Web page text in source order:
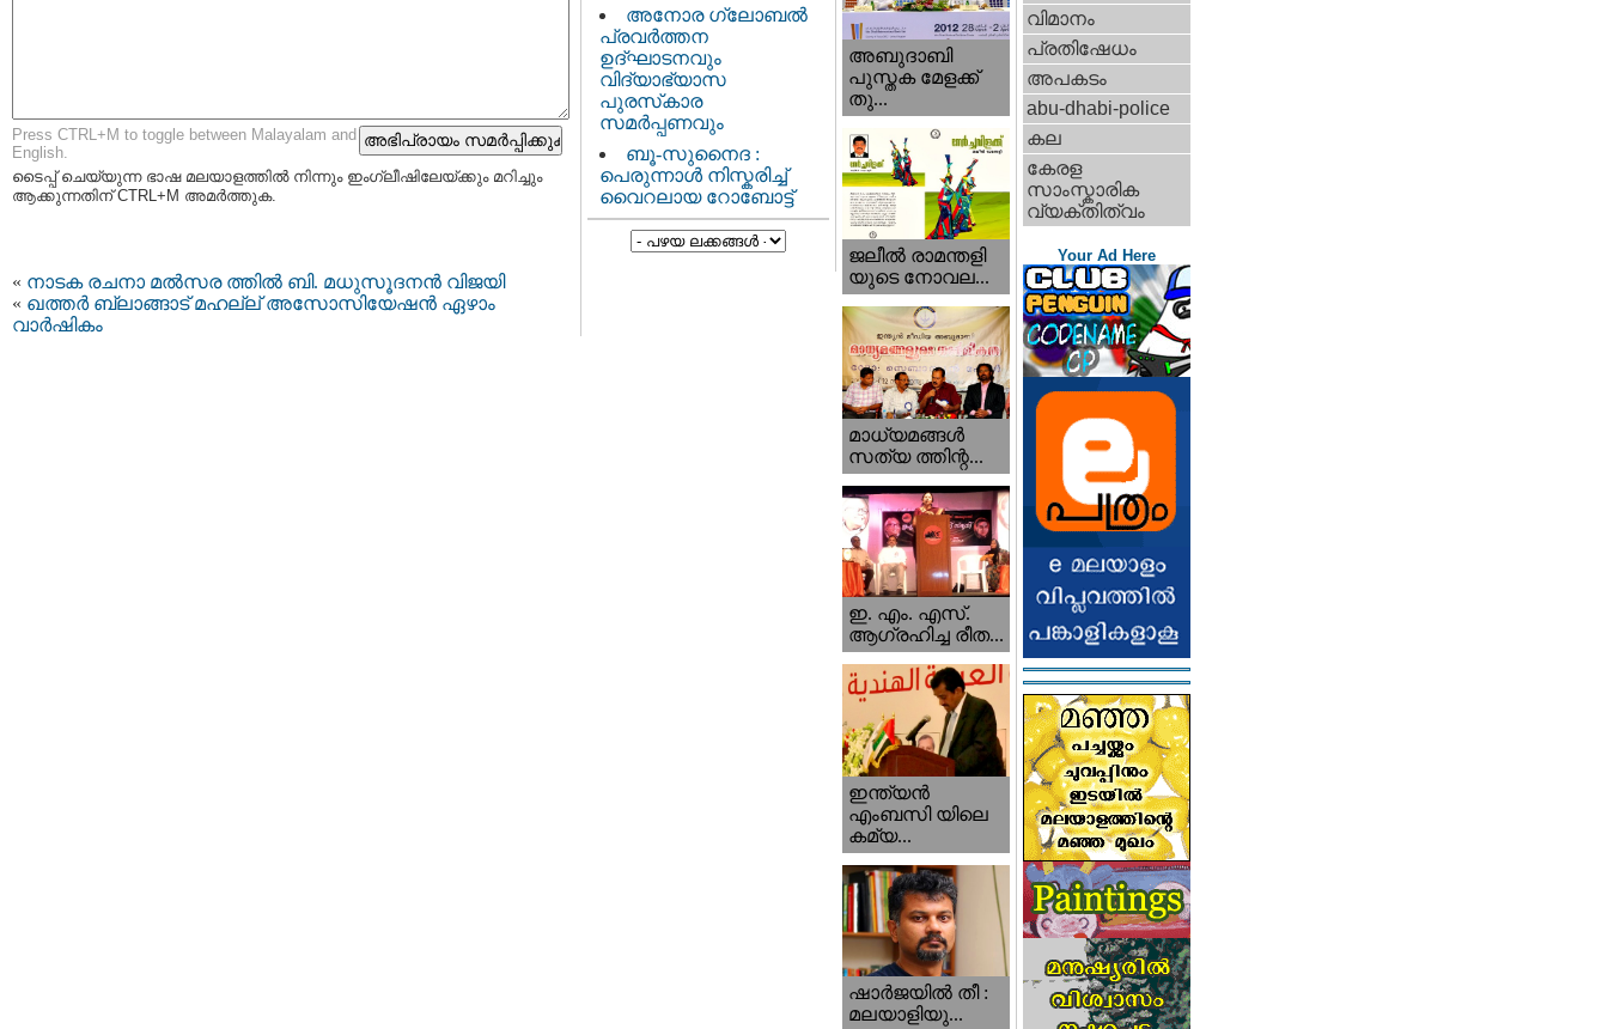
Press CTRL+M to toggle between Malayalam and
English.
ടൈപ്പ്‌ ചെയ്യുന്ന ഭാഷ മലയാളത്തില്‍ നിന്നും ഇംഗ്ലീഷിലേയ്ക്കും മറിച്ചും
ആക്കുന്നതിന് CTRL+M അമര്‍ത്തുക.
« നാടക രചനാ മല്‍സര ത്തില്‍ ബി. മധുസൂദനന്‍ വിജയി
« ഖത്തർ ബ്ലാങ്ങാട് മഹല്ല് അസോസിയേഷൻ ഏഴാം
വാർഷികം
അനോര ഗ്ലോബൽ
പ്രവർത്തന
ഉദ്ഘാടനവും
വിദ്യാഭ്യാസ
പുരസ്‌കാര
സമർപ്പണവും
ബൂ-സുനൈദ :
പെരുന്നാൾ നിസ്കരിച്ച്
വൈറലായ റോബോട്ട്
അബുദാബി
പുസ്തക മേളക്ക്
തു...
ജലീല്‍ രാമന്തളി
യുടെ നോവല...
മാധ്യമങ്ങള്‍
സത്യ ത്തിന്റ...
ഇ. എം. എസ്.
ആഗ്രഹിച്ച രീത...
ഇന്ത്യന്‍
എംബസി യിലെ
കമ്യ...
ഷാര്‍ജയില്‍ തീ :
മലയാളിയു...
വിമാനം
പ്രതിഷേധം
അപകടം
abu-dhabi-police
കല
കേരള
സാംസ്കാരിക
വ്യക്തിത്വം
Your Ad Here